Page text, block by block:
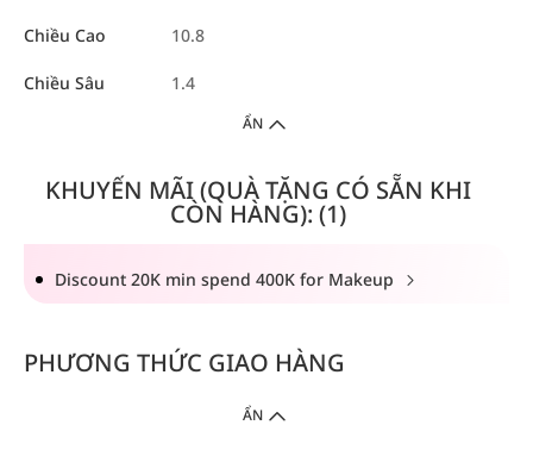
Chiều Cao 10.8
Chiều Sâu 1.4
ẨN
KHUYẾN MÃI (QUÀ TẶNG CÓ SẴN KHI
CÒN HÀNG): (1)
Discount 20K min spend 400K for Makeup
PHƯƠNG THỨC GIAO HÀNG
ẨN